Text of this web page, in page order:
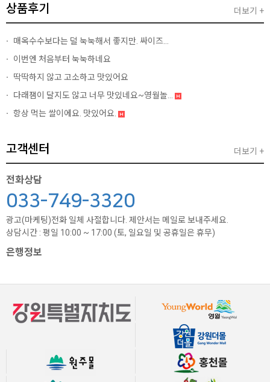
상품후기
매옥수수보다는 덜 눅눅해서 좋지만. 싸이즈...
이번엔 처음부터 눅눅하네요
딱딱하지 않고 고소하고 맛있어요
다래잼이 달지도 않고 너무 맛있네요~영월놀...
항상 먹는 쌀이에요. 맛있어요.
더보기 +
고객센터
전화상담
033-749-3320
광고(마케팅)전화 일체 사절합니다. 제안서는 메일로 보내주세요.
상담시간 : 평일 10:00 ~ 17:00 (토, 일요일 및 공휴일은 휴무)
은행정보
더보기 +